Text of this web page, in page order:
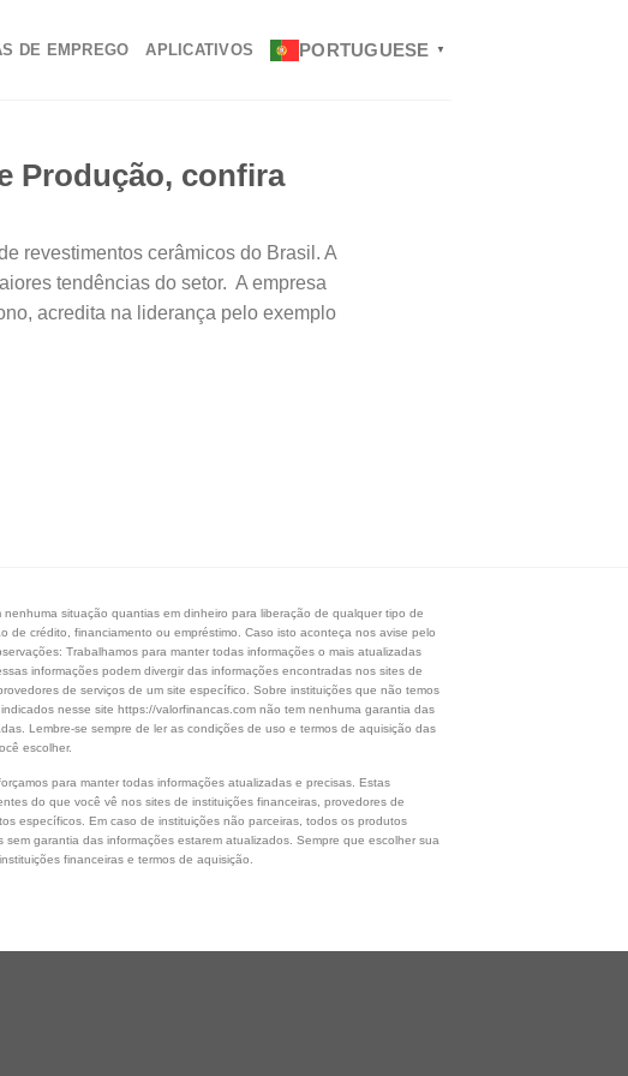
DE EMPREGO APLICATIVOS PORTUGUESE ▼
Produção, confira
revestimentos cerâmicos do Brasil. A
tendências do setor. A empresa
acredita na liderança pelo exemplo
nenhuma situação quantias em dinheiro para liberação de qualquer tipo de
de crédito, financiamento ou empréstimo. Caso isto aconteça nos avise pelo
Trabalhamos para manter todas informações o mais atualizadas
informações podem divergir das informações encontradas nos sites de
de serviços de um site específico. Sobre instituições que não temos
nesse site https://valorfinancas.com não tem nenhuma garantia das
Lembre-se sempre de ler as condições de uso e termos de aquisição das
escolher.
para manter todas informações atualizadas e precisas. Estas
do que você vê nos sites de instituições financeiras, provedores de
específicos. Em caso de instituições não parceiras, todos os produtos
sem garantia das informações estarem atualizados. Sempre que escolher sua
financeiras e termos de aquisição.